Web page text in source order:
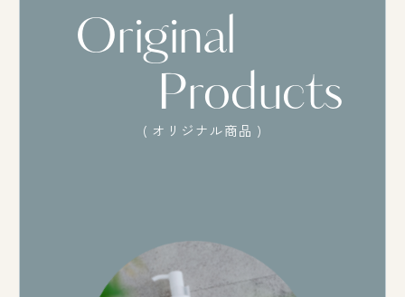
Original
Products
( オリジナル商品 )